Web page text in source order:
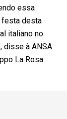
essa
festa desta
italiano no
disse à ANSA
La Rosa.